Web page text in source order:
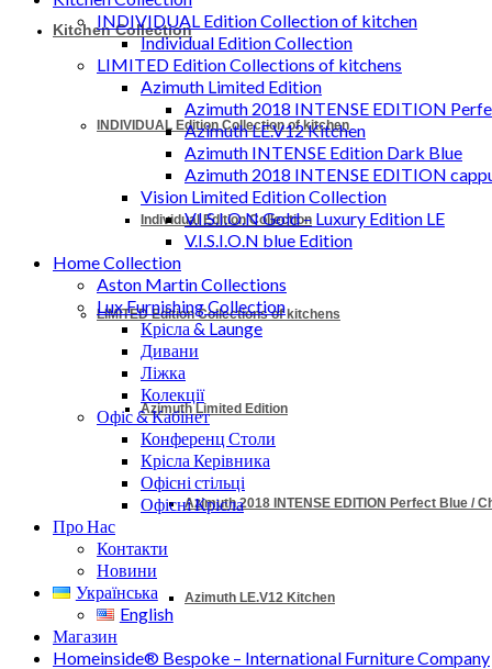
Kitchen Collection
INDIVIDUAL Edition Collection of kitchen
Individual Edition Collection
LIMITED Edition Collections of kitchens
Azimuth Limited Edition
Azimuth 2018 INTENSE EDITION Perfect Blue /
Azimuth LE.V12 Kitchen
INDIVIDUAL Edition Collection of kitchen
Individual Edition Collection
LIMITED Edition Collections of kitchens
Azimuth Limited Edition
Azimuth 2018 INTENSE EDITION
Azimuth LE.V12 Kitchen
Azimuth INTENSE Edition Dark Blue
Azimuth 2018 INTENSE EDITION
Vision Limited Edition Collection
V.I.S.I.O.N Gold – Luxury Edition LE
V.I.S.I.O.N blue Edition
Home Collection
Aston Martin Collections
Lux Furnishing Collection
Крісла & Launge
Дивани
Ліжка
Колекції
Офіс & Кабінет
Конференц Столи
Крісла Керівника
Офісні стільці
Офісні Крісла
Про Нас
Контакти
Новини
Українська
English
Магазин
Homeinside® Bespoke – International Furniture Company